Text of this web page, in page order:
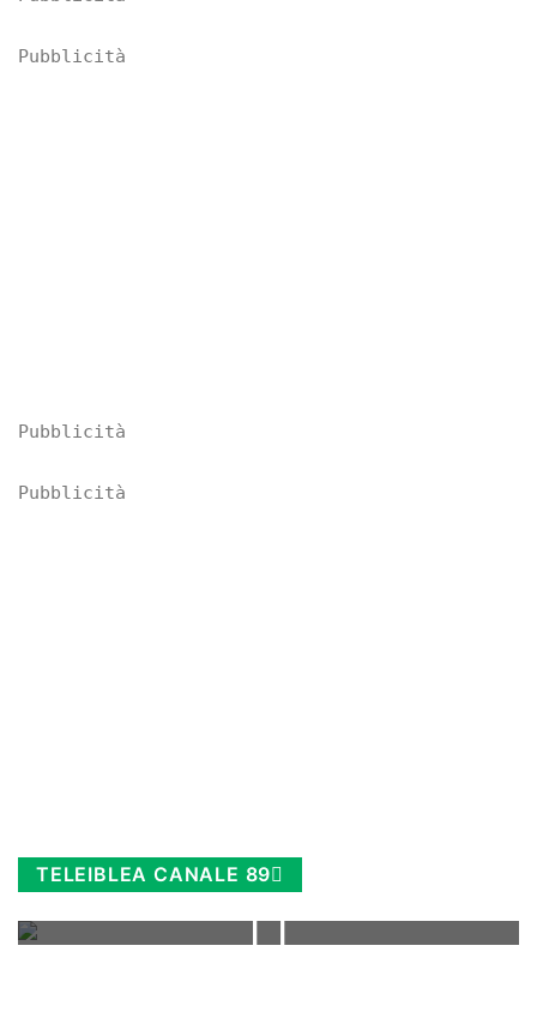
Pubblicità
Pubblicità
Pubblicità
TELEIBLEA CANALE 89